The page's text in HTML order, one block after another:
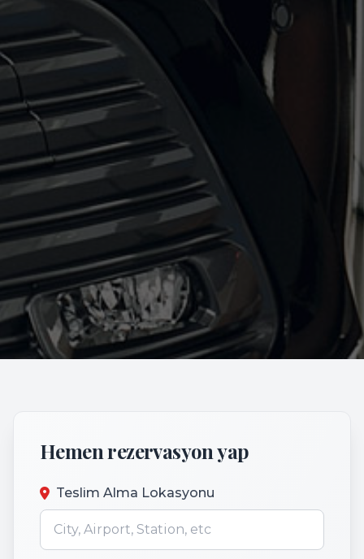
Hemen rezervasyon yap
Teslim Alma Lokasyonu